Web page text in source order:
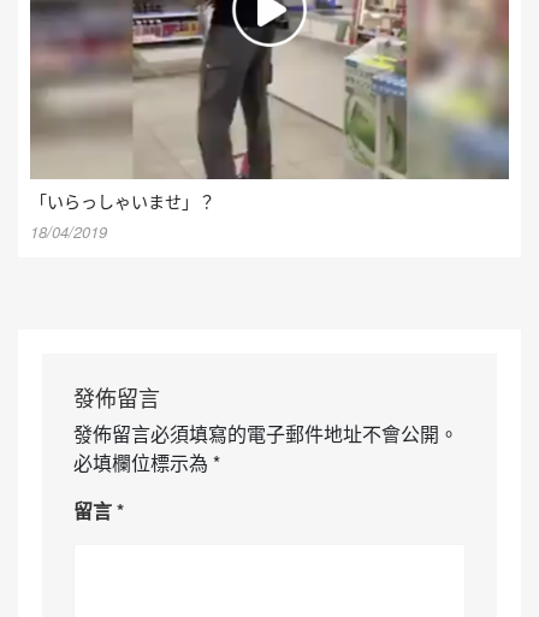
「いらっしゃいませ」？
18/04/2019
發佈留言
發佈留言必須填寫的電子郵件地址不會公開。
必填欄位標示為 *
留言*